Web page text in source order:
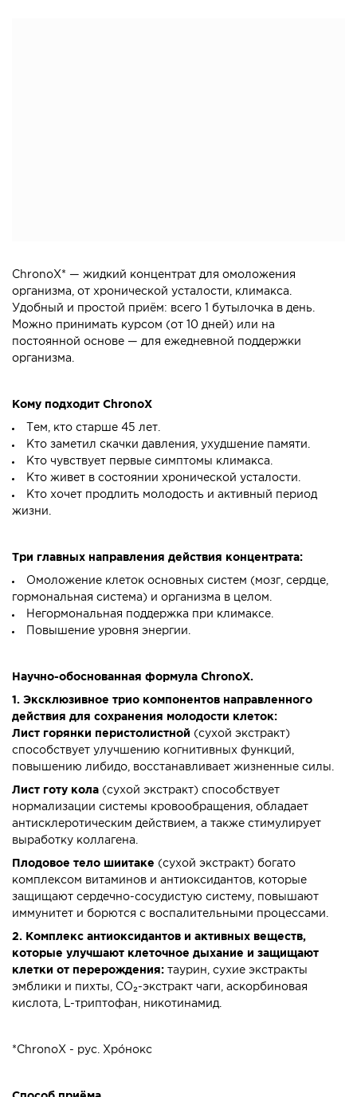
ChronoX* — жидкий концентрат для омоложения
организма, от хронической усталости, климакса.
Удобный и простой приём: всего 1 бутылочка в день.
Можно принимать курсом (от 10 дней) или на
постоянной основе — для ежедневной поддержки
организма.
Кому подходит ChronoX
Тем, кто старше 45 лет.
Кто заметил скачки давления, ухудшение памяти.
Кто чувствует первые симптомы климакса.
Кто живет в состоянии хронической усталости.
Кто хочет продлить молодость и активный период
жизни.
Три главных направления действия концентрата:
Омоложение клеток основных систем (мозг, сердце,
гормональная система) и организма в целом.
Негормональная поддержка при климаксе.
Повышение уровня энергии.
Научно-обоснованная формула ChronoX.
1. Эксклюзивное трио компонентов направленного
действия для сохранения молодости клеток:
Лист горянки перистолистной (сухой экстракт)
способствует улучшению когнитивных функций,
повышению либидо, восстанавливает жизненные силы.
Лист готу кола (сухой экстракт) способствует
нормализации системы кровообращения, обладает
антисклеротическим действием, а также стимулирует
выработку коллагена.
Плодовое тело шиитаке (сухой экстракт) богато
комплексом витаминов и антиоксидантов, которые
защищают сердечно-сосудистую систему, повышают
иммунитет и борются с воспалительными процессами.
2. Комплекс антиоксидантов и активных веществ,
которые улучшают клеточное дыхание и защищают
клетки от перерождения: таурин, сухие экстракты
эмблики и пихты, СО₂-экстракт чаги, аскорбиновая
кислота, L-триптофан, никотинамид.
*ChronoX - рус. Хрóнокс